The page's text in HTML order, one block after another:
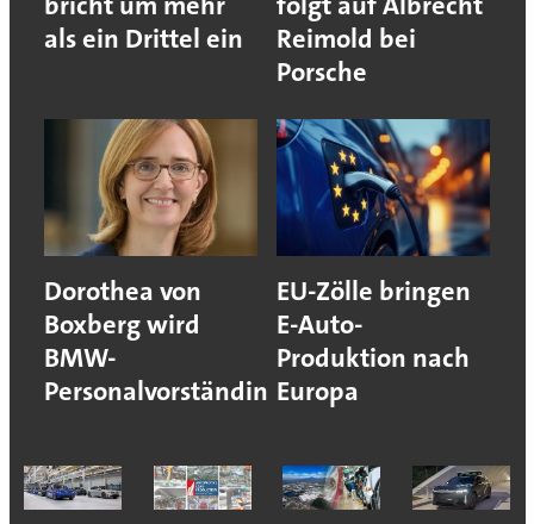
als ein Drittel ein
Reimold bei
Porsche
Dorothea von
Boxberg wird
BMW-
Personalvorständin
EU-Zölle bringen
E-Auto-
Produktion nach
Europa